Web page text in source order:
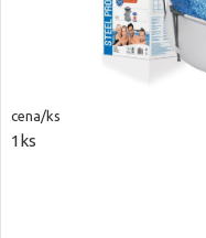
cena/ks
1ks